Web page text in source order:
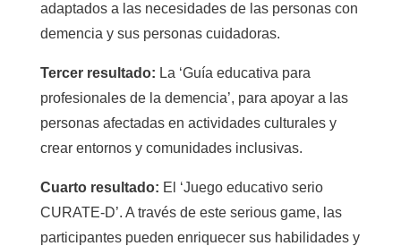
adaptados a las necesidades de las personas con
demencia y sus personas cuidadoras.
Tercer resultado: La ‘Guía educativa para
profesionales de la demencia’, para apoyar a las
personas afectadas en actividades culturales y
crear entornos y comunidades inclusivas.
Cuarto resultado: El ‘Juego educativo serio
CURATE-D’. A través de este serious game, las
participantes pueden enriquecer sus habilidades y